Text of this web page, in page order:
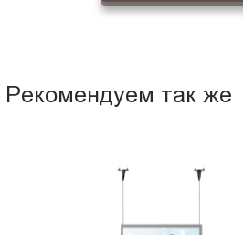
Рекомендуем так же